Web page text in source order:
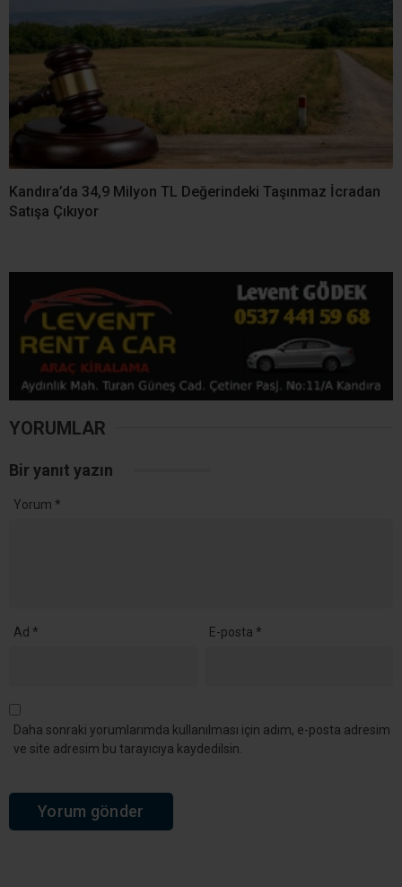
Kandıra’da 34,9 Milyon TL Değerindeki Taşınmaz İcradan
Satışa Çıkıyor
YORUMLAR
Bir yanıt yazın
Yorum *
Ad * E-posta *
Daha sonraki yorumlarımda kullanılması için adım, e-posta adresim
ve site adresim bu tarayıcıya kaydedilsin.